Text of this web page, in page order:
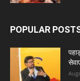
POPULAR